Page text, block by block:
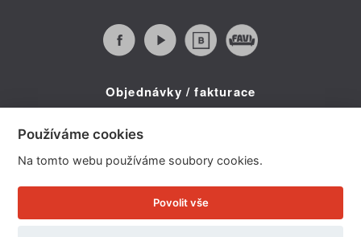
Objednávky / fakturace
Telefon: +420 734 322 587
E-mail: info@novaline.cz
Copyright © 2026 NOVAline, s r.o.
Používáme cookies
Na tomto webu používáme soubory cookies.
Povolit vše